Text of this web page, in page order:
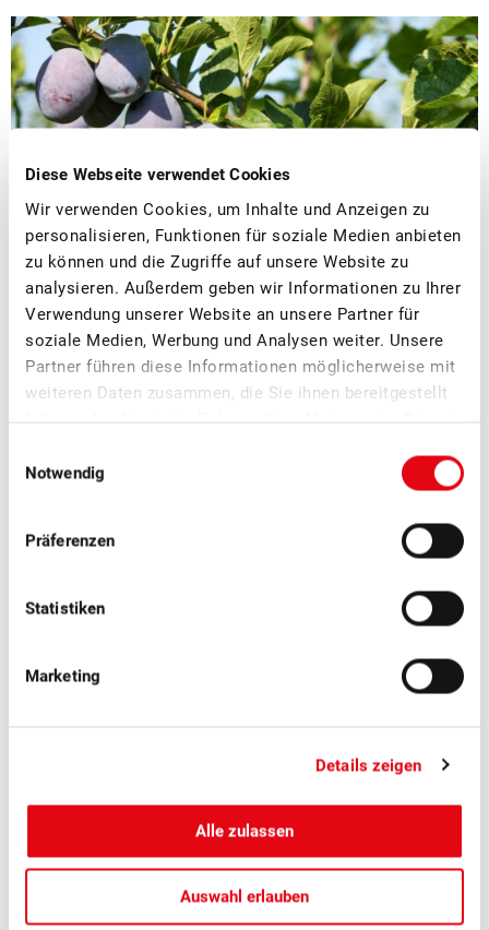
Diese Webseite verwendet Cookies
Wir verwenden Cookies, um Inhalte und Anzeigen zu
personalisieren, Funktionen für soziale Medien anbieten
zu können und die Zugriffe auf unsere Website zu
analysieren. Außerdem geben wir Informationen zu Ihrer
Verwendung unserer Website an unsere Partner für
soziale Medien, Werbung und Analysen weiter. Unsere
Partner führen diese Informationen möglicherweise mit
weiteren Daten zusammen, die Sie ihnen bereitgestellt
Notwendig
Präferenzen
Statistiken
Marketing
Details zeigen
Alle zulassen
Auswahl erlauben
04.08.2026 ■ Medienmitteilungen, Tafelfrüchte
Schweizer Zwetschgen: Der
zwetschgenblaue Genuss hat wieder
Saftig und aromatisch: Jetzt haben Schweizer Zwetschgen
Medienmitteilungen, Tafelfrüchte